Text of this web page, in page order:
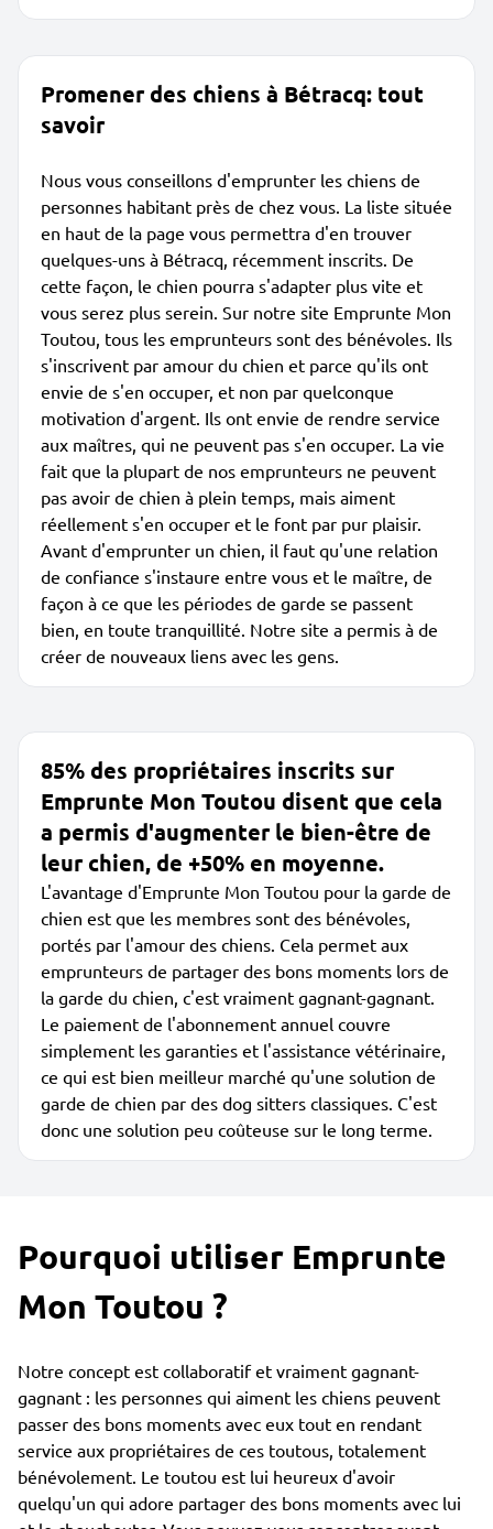
Promener des chiens à Bétracq: tout
savoir
Nous vous conseillons d'emprunter les chiens de
personnes habitant près de chez vous. La liste située
en haut de la page vous permettra d'en trouver
quelques-uns à Bétracq, récemment inscrits. De
cette façon, le chien pourra s'adapter plus vite et
vous serez plus serein. Sur notre site Emprunte Mon
Toutou, tous les emprunteurs sont des bénévoles. Ils
s'inscrivent par amour du chien et parce qu'ils ont
envie de s'en occuper, et non par quelconque
motivation d'argent. Ils ont envie de rendre service
aux maîtres, qui ne peuvent pas s'en occuper. La vie
fait que la plupart de nos emprunteurs ne peuvent
pas avoir de chien à plein temps, mais aiment
réellement s'en occuper et le font par pur plaisir.
Avant d'emprunter un chien, il faut qu'une relation
de confiance s'instaure entre vous et le maître, de
façon à ce que les périodes de garde se passent
bien, en toute tranquillité. Notre site a permis à de
créer de nouveaux liens avec les gens.
85% des propriétaires inscrits sur
Emprunte Mon Toutou disent que cela
a permis d'augmenter le bien-être de
leur chien, de +50% en moyenne.
L'avantage d'Emprunte Mon Toutou pour la garde de
chien est que les membres sont des bénévoles,
portés par l'amour des chiens. Cela permet aux
emprunteurs de partager des bons moments lors de
la garde du chien, c'est vraiment gagnant-gagnant.
Le paiement de l'abonnement annuel couvre
simplement les garanties et l'assistance vétérinaire,
ce qui est bien meilleur marché qu'une solution de
garde de chien par des dog sitters classiques. C'est
donc une solution peu coûteuse sur le long terme.
Pourquoi utiliser Emprunte
Mon Toutou ?
Notre concept est collaboratif et vraiment gagnant-
gagnant : les personnes qui aiment les chiens peuvent
passer des bons moments avec eux tout en rendant
service aux propriétaires de ces toutous, totalement
bénévolement. Le toutou est lui heureux d'avoir
quelqu'un qui adore partager des bons moments avec lui